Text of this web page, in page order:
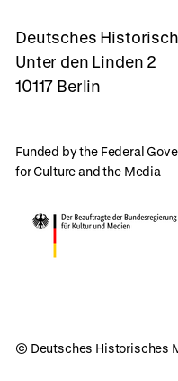
Deutsches
Unter den Linden 2
10117 Berlin
Funded by the Federal
for Culture and the Media
© Deutsches Historisches